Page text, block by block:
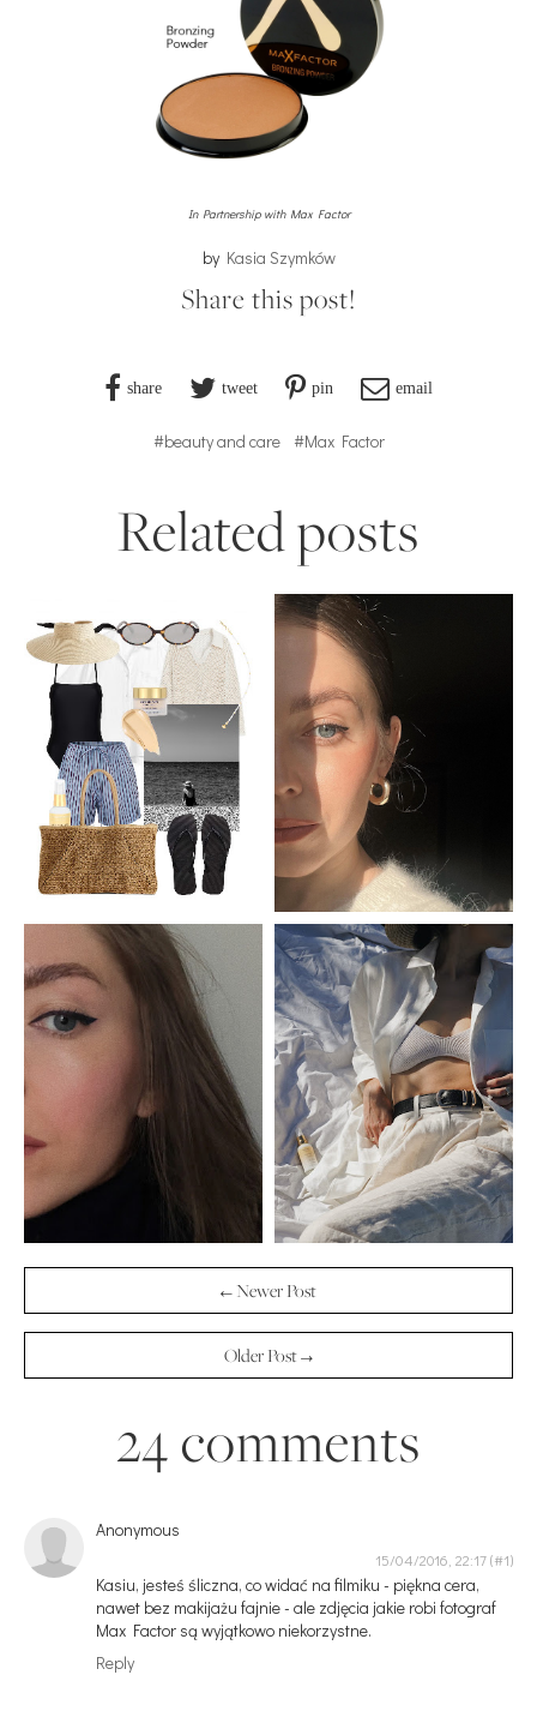
In Partnership with Max Factor
by Kasia Szymków
Share this post!
share tweet pin email
#beauty and care #Max Factor
Related posts
← Newer Post
Older Post →
24 comments
Anonymous
15/04/2016, 22:17
Kasiu, jesteś śliczna, co widać na filmiku - piękna cera,
nawet bez makijażu fajnie - ale zdjęcia jakie robi fotograf
Max Factor są wyjątkowo niekorzystne.
Reply